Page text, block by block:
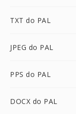
TXT do PAL
JPEG do PAL
PPS do PAL
DOCX do PAL